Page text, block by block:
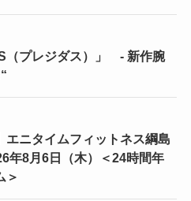
（プレジダス）」 - 新作腕
エニタイムフィットネス綱島
年8月6日（木）＜24時間年
＞